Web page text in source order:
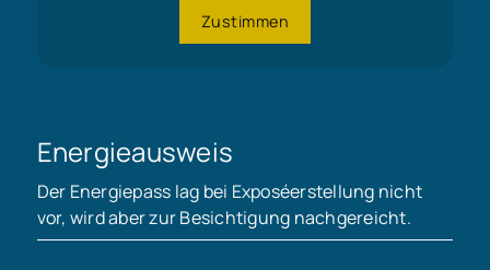
Zustimmen
Energieausweis
Der Energiepass lag bei Exposéerstellung nicht
vor, wird aber zur Besichtigung nachgereicht.